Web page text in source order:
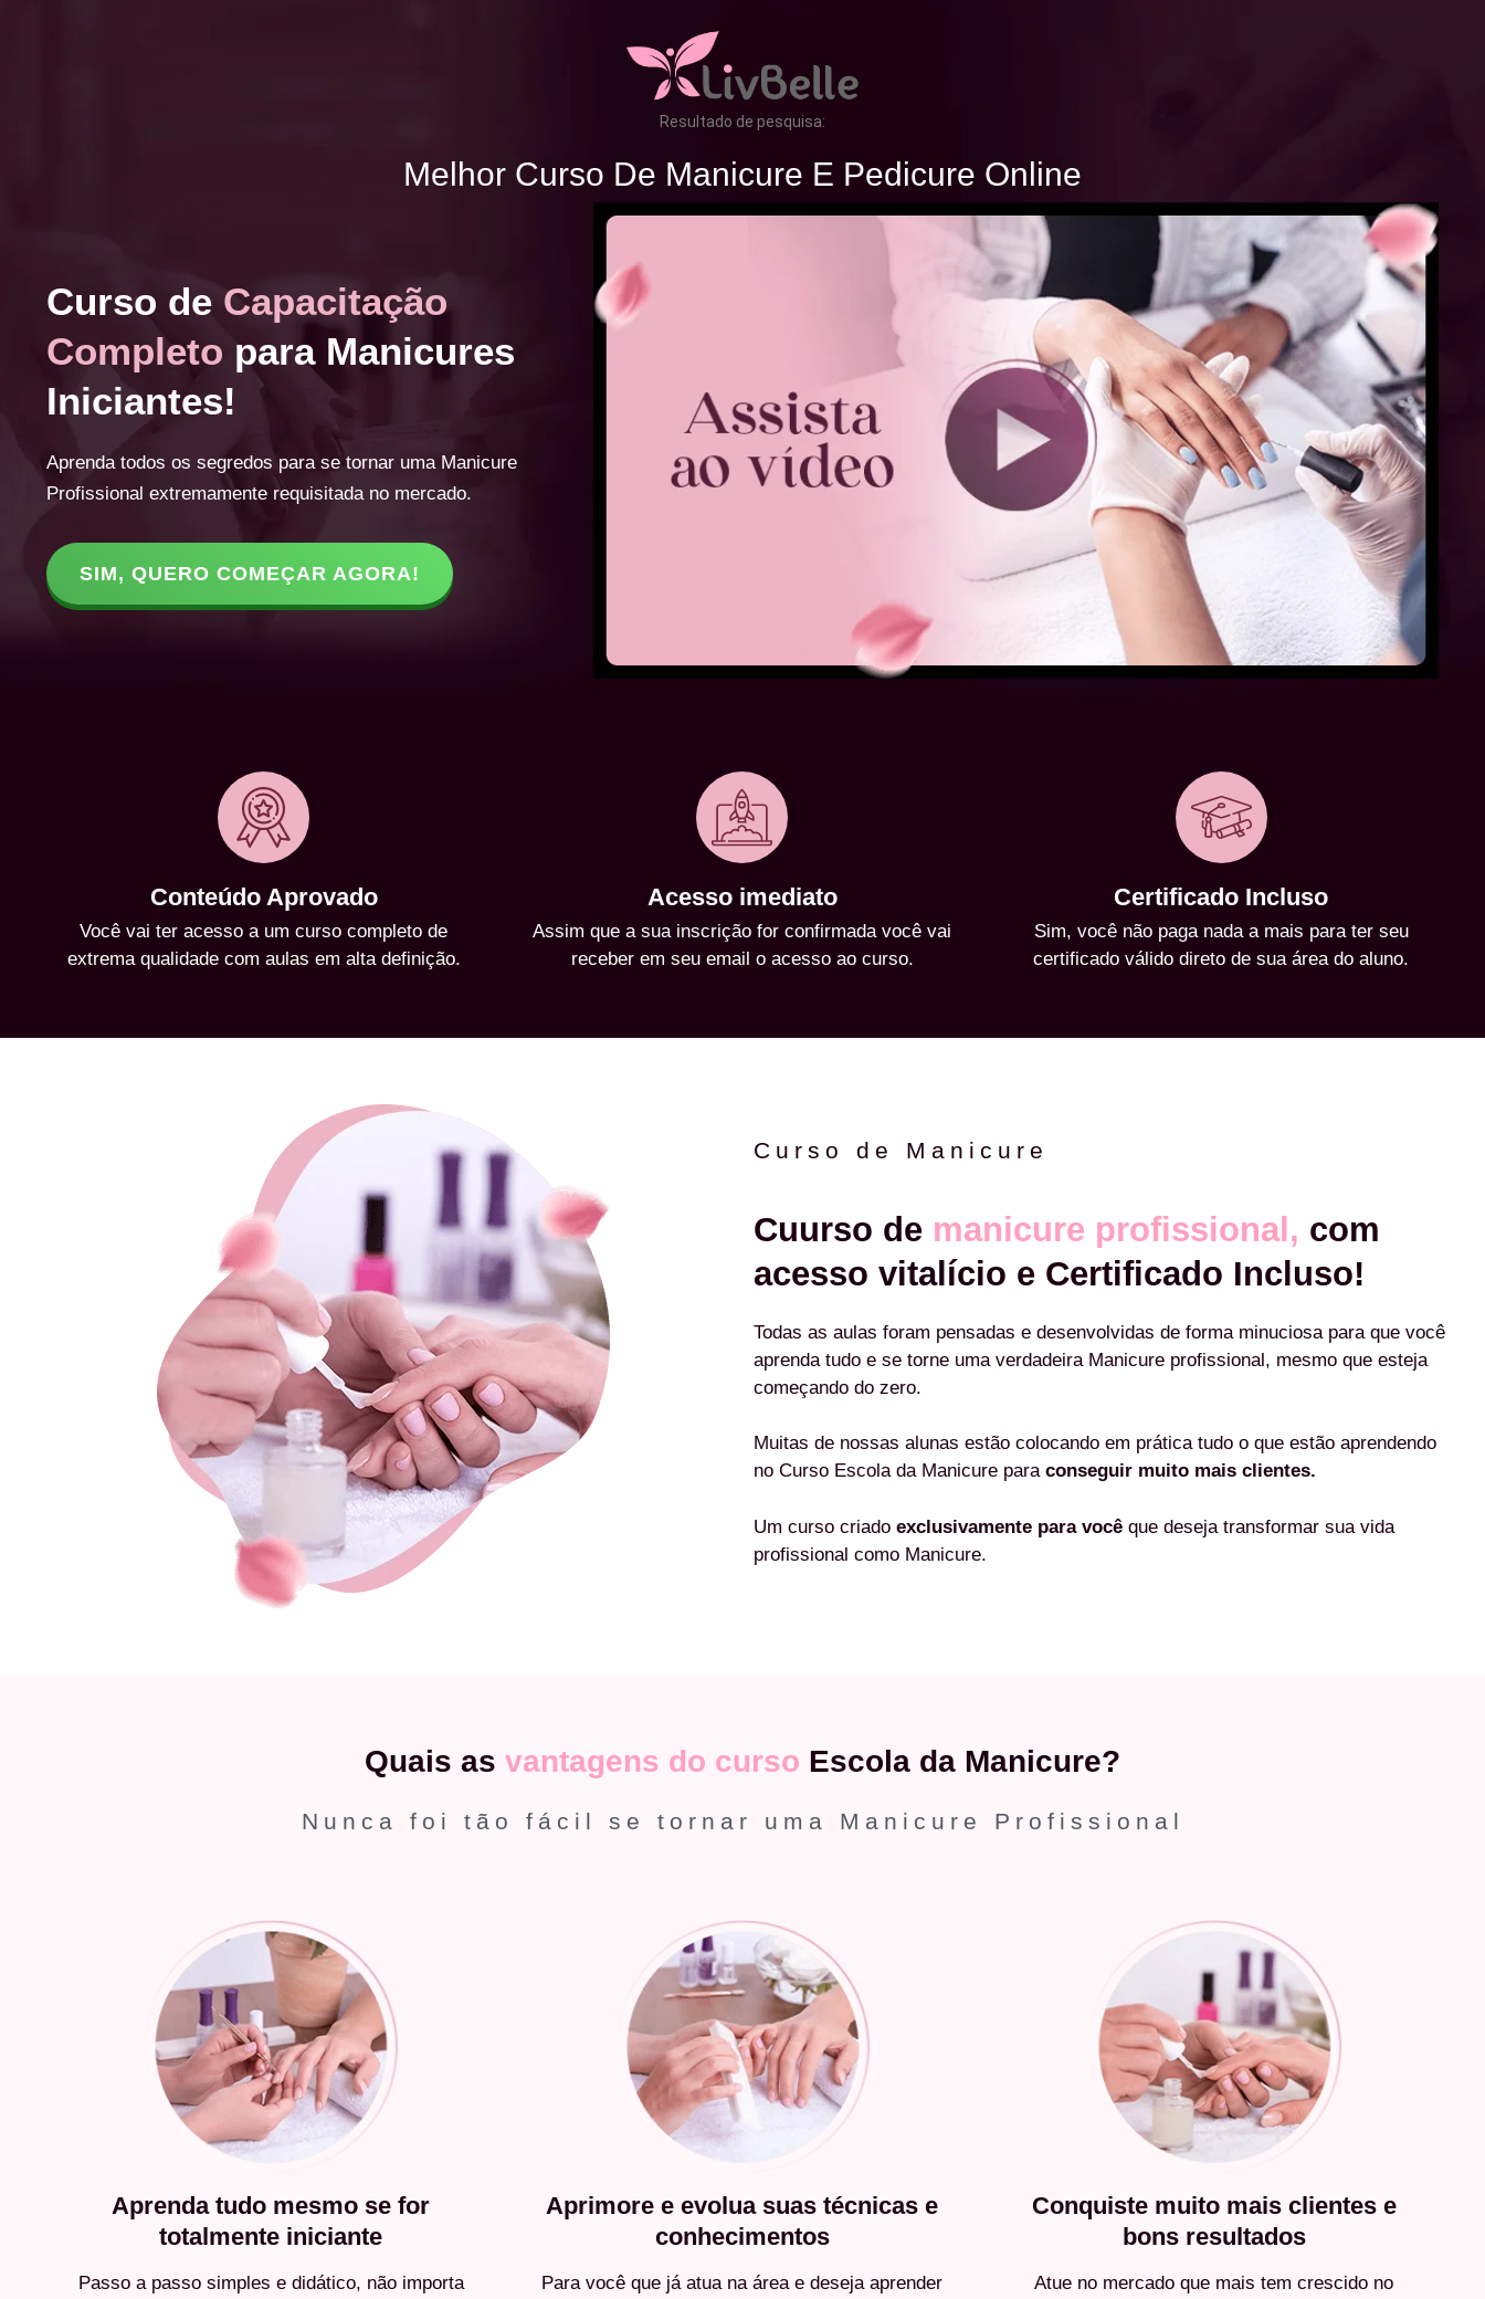
Resultado de pesquisa:
Melhor Curso De Manicure E Pedicure Online
Curso de Capacitação
Completo para Manicures
Iniciantes!
Aprenda todos os segredos para se tornar uma Manicure
Profissional extremamente requisitada no mercado.
SIM, QUERO COMEÇAR AGORA!
Conteúdo Aprovado
Você vai ter acesso a um curso completo de
extrema qualidade com aulas em alta definição.
Acesso imediato
Assim que a sua inscrição for confirmada você vai
receber em seu email o acesso ao curso.
Certificado Incluso
Sim, você não paga nada a mais para ter seu
certificado válido direto de sua área do aluno.
Curso de Manicure
Cuurso de manicure profissional, com
acesso vitalício e Certificado Incluso!
Todas as aulas foram pensadas e desenvolvidas de forma minuciosa para que você
aprenda tudo e se torne uma verdadeira Manicure profissional, mesmo que esteja
começando do zero.
Muitas de nossas alunas estão colocando em prática tudo o que estão aprendendo
no Curso Escola da Manicure para conseguir muito mais clientes.
Um curso criado exclusivamente para você que deseja transformar sua vida
profissional como Manicure.
Quais as vantagens do curso Escola da Manicure?
Nunca foi tão fácil se tornar uma Manicure Profissional
Aprenda tudo mesmo se for
totalmente iniciante
Passo a passo simples e didático, não importa
Aprimore e evolua suas técnicas e
conhecimentos
Para você que já atua na área e deseja aprender
Conquiste muito mais clientes e
bons resultados
Atue no mercado que mais tem crescido no